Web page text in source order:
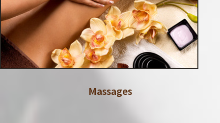
Massages